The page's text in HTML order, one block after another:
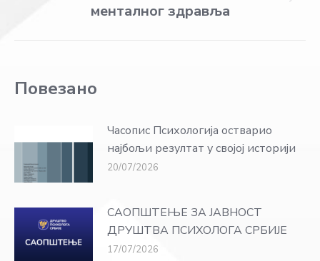
post:
менталног здравља
Повезано
Часопис Психологија остварио
најбољи резултат у својој историји
20/07/2026
САОПШТЕЊЕ ЗА ЈАВНОСТ
ДРУШТВА ПСИХОЛОГА СРБИЈЕ
17/07/2026